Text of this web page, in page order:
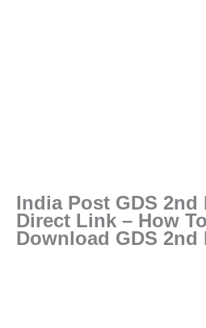
India Post GDS 2nd
Direct Link – How
Download GDS 2nd